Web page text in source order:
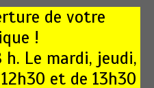
de votre
!
h. Le mardi, jeudi,
et de 13h30